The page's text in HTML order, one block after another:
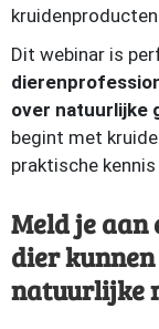
kruidenproducten
Dit webinar is
over natuurlijke
begint met
praktische
Meld je aan
dier
natuurlijke